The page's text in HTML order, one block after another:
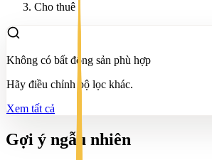
Cho thuê
Không có bất động sản phù hợp
Hãy điều chỉnh bộ lọc khác.
Xem tất cả
Gợi ý ngẫu nhiên